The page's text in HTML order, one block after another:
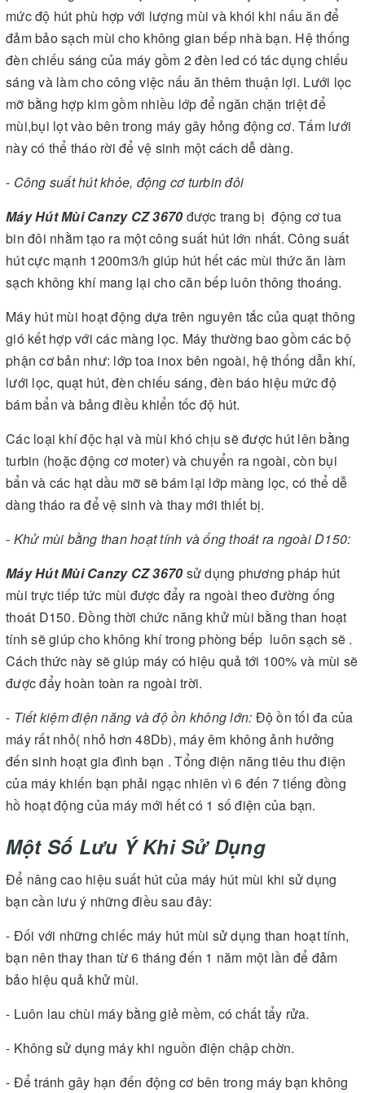
mức độ hút phù hợp với lượng mùi và khói khi nấu ăn để
đảm bảo sạch mùi cho không gian bếp nhà bạn. Hệ thống
đèn chiếu sáng của máy gồm 2 đèn led có tác dụng chiếu
sáng và làm cho công việc nấu ăn thêm thuận lợi. Lưới lọc
mỡ bằng hợp kim gồm nhiều lớp để ngăn chặn triệt để
mùi,bụi lọt vào bên trong máy gây hỏng động cơ. Tấm lưới
này có thể tháo rời để vệ sinh một cách dễ dàng.
- Công suất hút khỏe, động cơ turbin đôi
Máy Hút Mùi Canzy CZ 3670 được trang bị động cơ tua
bin đôi nhằm tạo ra một công suất hút lớn nhất. Công suất
hút cực mạnh 1200m3/h giúp hút hết các mùi thức ăn làm
sạch không khí mang lại cho căn bếp luôn thông thoáng.
Máy hút mùi hoạt động dựa trên nguyên tắc của quạt thông
gió kết hợp với các màng lọc. Máy thường bao gồm các bộ
phận cơ bản như: lớp toa inox bên ngoài, hệ thống dẫn khí,
lưới lọc, quạt hút, đèn chiếu sáng, đèn báo hiệu mức độ
bám bẩn và bảng điều khiển tốc độ hút.
Các loại khí độc hại và mùi khó chịu sẽ được hút lên bằng
turbin (hoặc động cơ moter) và chuyển ra ngoài, còn bụi
bẩn và các hạt dầu mỡ sẽ bám lại lớp màng lọc, có thể dễ
dàng tháo ra để vệ sinh và thay mới thiết bị.
- Khử mùi bằng than hoạt tính và ống thoát ra ngoài D150:
Máy Hút MùiCanzy CZ 3670 sử dụng phương pháp hút
mùi trực tiếp tức mùi được đẩy ra ngoài theo đường ống
thoát D150. Đồng thời chức năng khử mùi bằng than hoạt
tính sẽ giúp cho không khí trong phòng bếp luôn sạch sẽ .
Cách thức này sẽ giúp máy có hiệu quả tới 100% và mùi sẽ
được đẩy hoàn toàn ra ngoài trời.
- Tiết kiệm điện năng và độ ồn không lớn: Độ ồn tối đa của
máy rất nhỏ( nhỏ hơn 48Db), máy êm không ảnh hưởng
đến sinh hoạt gia đình bạn . Tổng điện năng tiêu thu điện
của máy khiến bạn phải ngạc nhiên vì 6 đến 7 tiếng đồng
hồ hoạt động của máy mới hết có 1 số điện của bạn.
Một Số Lưu Ý Khi Sử Dụng
Để nâng cao hiệu suất hút của máy hút mùi khi sử dụng
bạn cần lưu ý những điều sau đây:
- Đối với những chiếc máy hút mùi sử dụng than hoạt tính,
bạn nên thay than từ 6 tháng đến 1 năm một lần để đảm
bảo hiệu quả khử mùi.
- Luôn lau chùi máy bằng giẻ mềm, có chất tẩy rửa.
- Không sử dụng máy khi nguồn điện chập chờn.
- Để tránh gây hạn đến động cơ bên trong máy bạn không